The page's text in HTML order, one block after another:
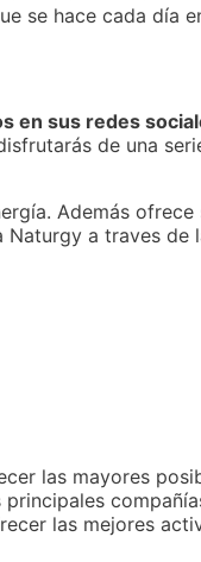
se hace cada día
en sus redes
de una
Además
a traves de
las mayores
las mejores